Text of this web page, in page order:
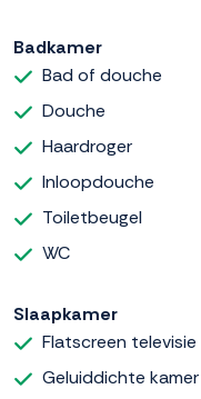
Badkamer
Bad of douche
Douche
Haardroger
Inloopdouche
Toiletbeugel
WC
Slaapkamer
Flatscreen televisie
Geluiddichte kamer